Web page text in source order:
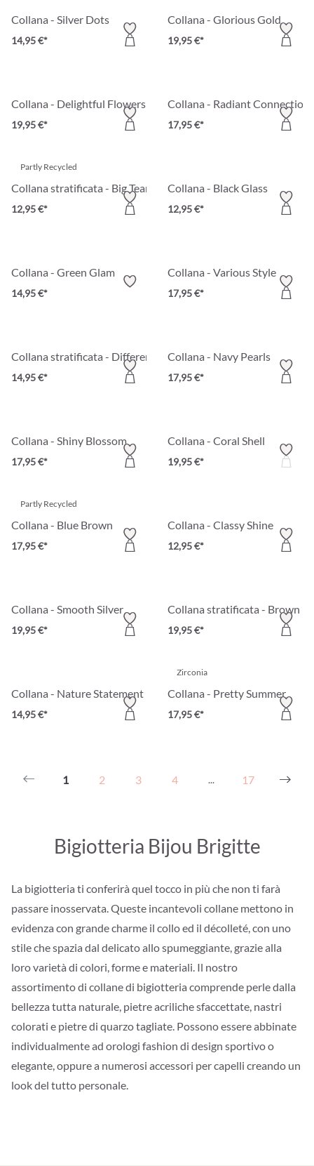
Collana - Silver Dots
14,95 €*
Collana - Glorious Gold
19,95 €*
Collana - Delightful Flowers
19,95 €*
Collana - Radiant Connection
17,95 €*
Partly Recycled
Collana stratificata - Big Tear
12,95 €*
Collana - Black Glass
12,95 €*
Collana - Green Glam
14,95 €*
Collana - Various Style
17,95 €*
Collana stratificata - Different Metal
14,95 €*
Collana - Navy Pearls
17,95 €*
Collana - Shiny Blossom
17,95 €*
Collana - Coral Shell
19,95 €*
Partly Recycled
Collana - Blue Brown
17,95 €*
Collana - Classy Shine
12,95 €*
Collana - Smooth Silver
19,95 €*
Collana stratificata - Brown
19,95 €*
Collana - Nature Statement
14,95 €*
Zirconia
Collana - Pretty Summer
17,95 €*
1 2 3 4 ... 17
Bigiotteria Bijou Brigitte
La bigiotteria ti conferirà quel tocco in più che non ti farà
passare inosservata. Queste incantevoli collane mettono in
evidenza con grande charme il collo ed il décolleté, con uno
stile che spazia dal delicato allo spumeggiante, grazie alla
loro varietà di colori, forme e materiali. Il nostro
assortimento di collane di bigiotteria comprende perle dalla
bellezza tutta naturale, pietre acriliche sfaccettate, nastri
colorati e pietre di quarzo tagliate. Possono essere abbinate
individualmente ad orologi fashion di design sportivo o
elegante, oppure a numerosi accessori per capelli creando un
look del tutto personale.